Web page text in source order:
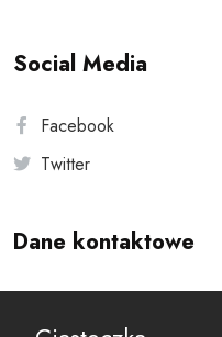
Social Media
Facebook
Twitter
Dane kontaktowe